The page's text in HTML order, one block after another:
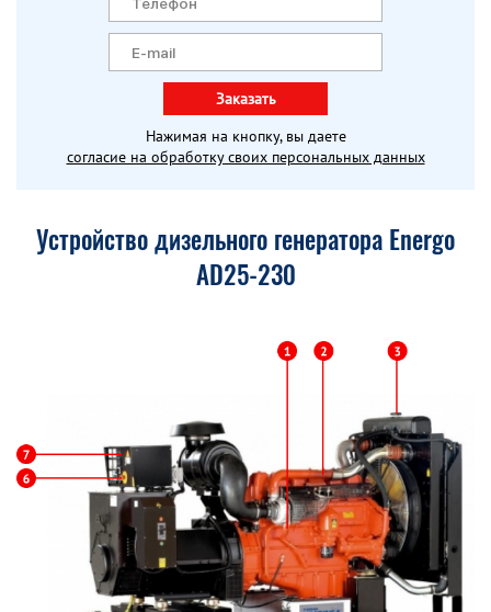
Заказать
Нажимая на кнопку, вы даете
согласие на обработку своих персональных данных
Устройство дизельного генератора Energo
AD25-230